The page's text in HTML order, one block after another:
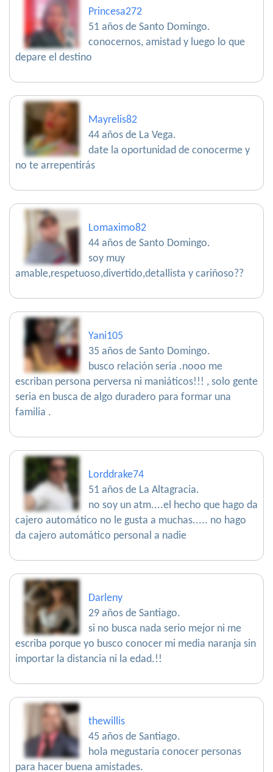
Princesa272
51 años de Santo Domingo.
conocernos, amistad y luego lo que
depare el destino
Mayrelis82
44 años de La Vega.
date la oportunidad de conocerme y
no te arrepentirás
Lomaximo82
44 años de Santo Domingo.
soy muy
amable,respetuoso,divertido,detallista y cariñoso??
Yani105
35 años de Santo Domingo.
busco relación seria .nooo me
escriban persona perversa ni maniáticos!!! , solo gente
seria en busca de algo duradero para formar una
familia .
Lorddrake74
51 años de La Altagracia.
no soy un atm....el hecho que hago da
cajero automático no le gusta a muchas..... no hago
da cajero automático personal a nadie
Darleny
29 años de Santiago.
si no busca nada serio mejor ni me
escriba porque yo busco conocer mi media naranja sin
importar la distancia ni la edad.!!
thewillis
45 años de Santiago.
hola megustaria conocer personas
para hacer buena amistades.